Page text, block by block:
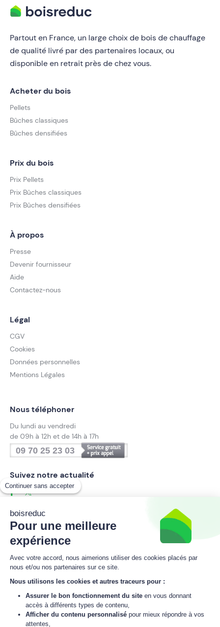
Continuer sans accepter
boisreduc
Pour une meilleure
expérience
Avec votre accord, nous aimerions utiliser des cookies placés par
nous et/ou nos partenaires sur ce site.
Nous utilisons les cookies et autres traceurs pour :
Assurer le bon fonctionnement du site en vous donnant
accès à différents types de contenu,
Afficher du contenu personnalisé pour mieux répondre à vos
attentes,
Partout en France, un large choix de bois de chauffage
de qualité livré par des partenaires locaux, ou
disponible en retrait près de chez vous.
Acheter du bois
Pellets
Bûches classiques
Bûches densifiées
Prix du bois
Prix Pellets
Prix Bûches classiques
Prix Bûches densifiées
À propos
Presse
Devenir fournisseur
Aide
Contactez-nous
Légal
CGV
Cookies
Données personnelles
Mentions Légales
Nous téléphoner
Du lundi au vendredi
de 09h à 12h et de 14h à 17h
09 70 25 23 03
Suivez notre actualité
Inscrivez-vous à la newsletter
boisreduc
M'inscrire
J'accepte la politique de données personnellesde boisreduc.